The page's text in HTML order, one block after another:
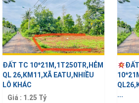
...
ĐẤT TC 10*21M,1T250TR,HẺM
QL 26,KM11,XÃ EATU,NHIỀU
LÔ KHÁC
Giá : 1.25 Tỷ